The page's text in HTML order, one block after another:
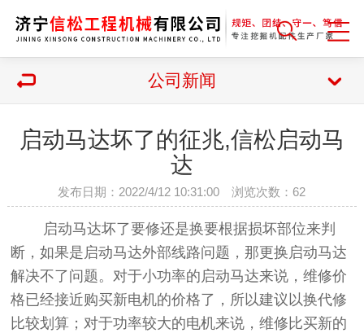
公司新闻
启动马达坏了的征兆,信松启动马
达
发布日期：2022/4/12 10:31:00 浏览次数： 62
启动马达坏了要修还是换要根据损坏部位来判
断，如果是启动马达外部线路问题，那更换启动马达
解决不了问题。对于小功率的启动马达来说，维修价
格已经接近购买新电机的价格了，所以建议以换代修
比较划算；对于功率较大的电机来说，维修比买新的